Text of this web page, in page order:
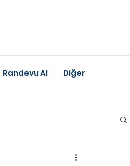
Randevu Al Diğer